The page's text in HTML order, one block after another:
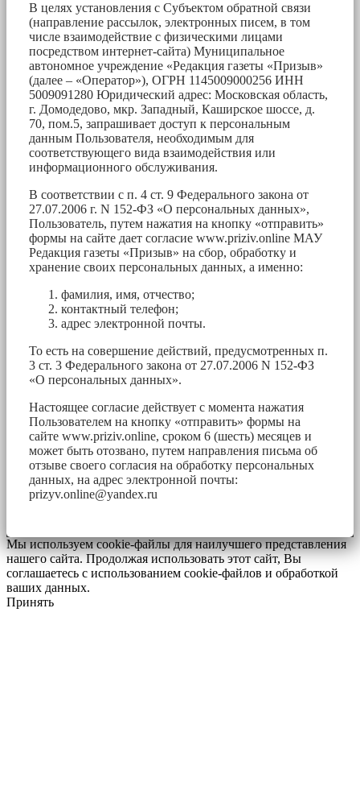
В целях установления с Субъектом обратной связи
(направление рассылок, электронных писем, в том
числе взаимодействие с физическими лицами
посредством интернет-сайта) Муниципальное
автономное учреждение «Редакция газеты «Призыв»
(далее – «Оператор»), ОГРН 1145009000256 ИНН
5009091280 Юридический адрес: Московская область,
г. Домодедово, мкр. Западный, Каширское шоссе, д.
70, пом.5, запрашивает доступ к персональным
данным Пользователя, необходимым для
соответствующего вида взаимодействия или
информационного обслуживания.
В соответствии с п. 4 ст. 9 Федерального закона от
27.07.2006 г. N 152-ФЗ «О персональных данных»,
Пользователь, путем нажатия на кнопку «отправить»
формы на сайте дает согласие www.priziv.online МАУ
Редакция газеты «Призыв» на сбор, обработку и
хранение своих персональных данных, а именно:
фамилия, имя, отчество;
контактный телефон;
адрес электронной почты.
То есть на совершение действий, предусмотренных п.
3 ст. 3 Федерального закона от 27.07.2006 N 152-ФЗ
«О персональных данных».
Настоящее согласие действует с момента нажатия
Пользователем на кнопку «отправить» формы на
сайте www.priziv.online, сроком 6 (шесть) месяцев и
может быть отозвано, путем направления письма об
отзыве своего согласия на обработку персональных
данных, на адрес электронной почты:
prizyv.online@yandex.ru
Мы используем cookie-файлы для наилучшего представления
нашего сайта. Продолжая использовать этот сайт, Вы
соглашаетесь с использованием cookie-файлов и обработкой
ваших данных.
Принять